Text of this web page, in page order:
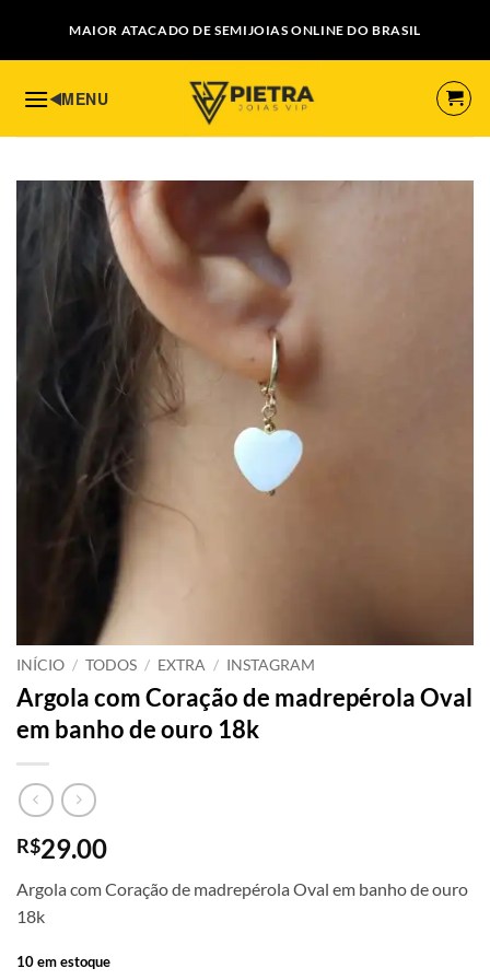
content
MAIOR ATACADO DE SEMIJOIAS ONLINE DO BRASIL
INÍCIO / TODOS / EXTRA / INSTAGRAM
Argola com Coração de madrepérola Oval
em banho de ouro 18k
R$29.00
Argola com Coração de madrepérola Oval em banho de ouro
18k
10 em estoque